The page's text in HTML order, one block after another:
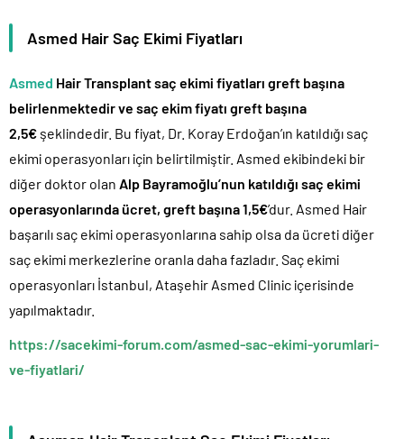
Asmed Hair Saç Ekimi Fiyatları
Asmed Hair Transplant saç ekimi fiyatları greft başına
belirlenmektedir ve saç ekim fiyatı greft başına
2,5€ şeklindedir. Bu fiyat, Dr. Koray Erdoğan’ın katıldığı saç
ekimi operasyonları için belirtilmiştir. Asmed ekibindeki bir
diğer doktor olan Alp Bayramoğlu’nun katıldığı saç ekimi
operasyonlarında ücret, greft başına 1,5€’dur. Asmed Hair
başarılı saç ekimi operasyonlarına sahip olsa da ücreti diğer
saç ekimi merkezlerine oranla daha fazladır. Saç ekimi
operasyonları İstanbul, Ataşehir Asmed Clinic içerisinde
yapılmaktadır.
https://sacekimi-forum.com/asmed-sac-ekimi-yorumlari-
ve-fiyatlari/